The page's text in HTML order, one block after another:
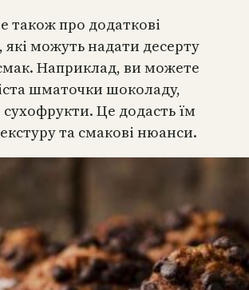
також про додаткові
які можуть надати десерту
Наприклад, ви можете
шматочки шоколаду,
Це додасть їм
та смакові нюанси.